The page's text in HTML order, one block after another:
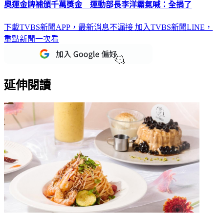
奧運金牌補頒千萬獎金 運動部長李洋霸氣喊：全捐了
下載TVBS新聞APP，最新消息不漏接 加入TVBS新聞LINE，
重點新聞一次看
延伸閱讀